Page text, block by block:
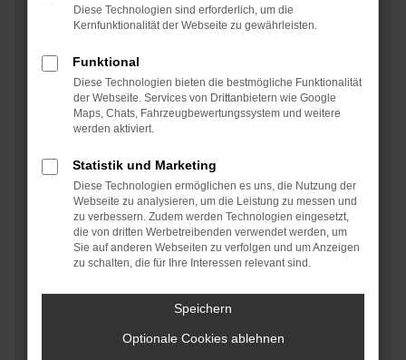
das Laden bestimmter Seiten verhindern.
Funktioniert die Seite in einem anderen Browser
Starte dein Gerät neu.
Das kann manchmal helfen, vorübergehende
Probleme zu beheben.
Betriebssystem auf dem neuesten Stand sind.
Veraltete Software birgt nicht nur ein
Sicherheitsrisiko, sondern kann auch dazu führen,
dass bestimmte Funktionen nicht mehr unterstützt
werden.
Wende dich an den Webseitenbetreiber.
Wenn du alle oben genannten Schritte versucht hast,
kontaktiere uns bitte. Wir werden versuchen, das
Problem zu beheben. Du kannst uns diesen Text
schicken, um uns bei der Fehlersuche zu
Diese Technologien sind erforderlich, um die
Kernfunktionalität der Webseite zu gewährleisten.
Funktional
Diese Technologien bieten die bestmögliche Funktionalität
der Webseite. Services von Drittanbietern wie Google
Maps, Chats, Fahrzeugbewertungssystem und weitere
werden aktiviert.
Statistik und Marketing
Diese Technologien ermöglichen es uns, die Nutzung der
Webseite zu analysieren, um die Leistung zu messen und
zu verbessern. Zudem werden Technologien eingesetzt,
die von dritten Werbetreibenden verwendet werden, um
Sie auf anderen Webseiten zu verfolgen und um Anzeigen
zu schalten, die für Ihre Interessen relevant sind.
Speichern
Optionale Cookies ablehnen